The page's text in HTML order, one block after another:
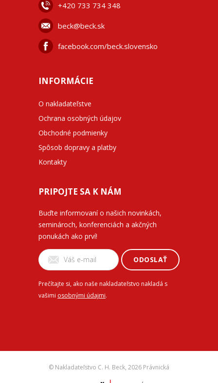
+420 733 734 348
beck@beck.sk
facebook.com/beck.slovensko
INFORMÁCIE
O nakladateľstve
Ochrana osobných údajov
Obchodné podmienky
Spôsob dopravy a platby
Kontakty
PRIPOJTE SA K NÁM
Buďte informovaní o našich novinkách,
seminároch, konferenciách a akčných
ponukách ako prví!
ODOSLAŤ
Prečítajte si, ako naše nakladateľstvo nakladá s
vašimi osobnými údajmi.
© Nakladateľstvo C. H. Beck, 2026 Právnická